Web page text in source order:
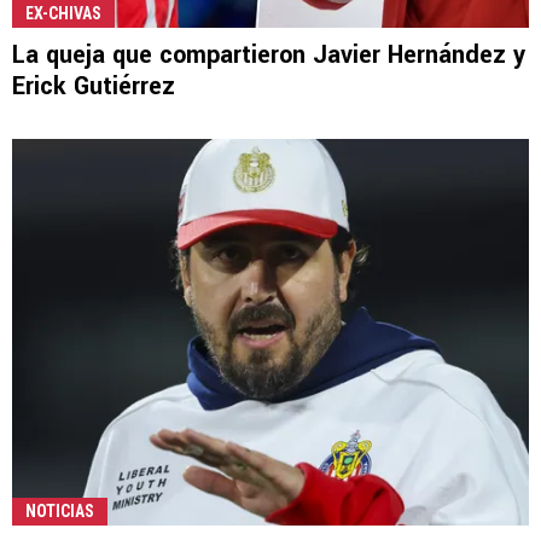
EX-CHIVAS
La queja que compartieron Javier Hernández y
Erick Gutiérrez
NOTICIAS